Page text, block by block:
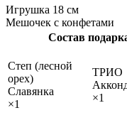
Игрушка 18 см
Мешочек с конфетами
Состав
Степ (лесной
орех)
Славянка
×1
ТРИО
×1